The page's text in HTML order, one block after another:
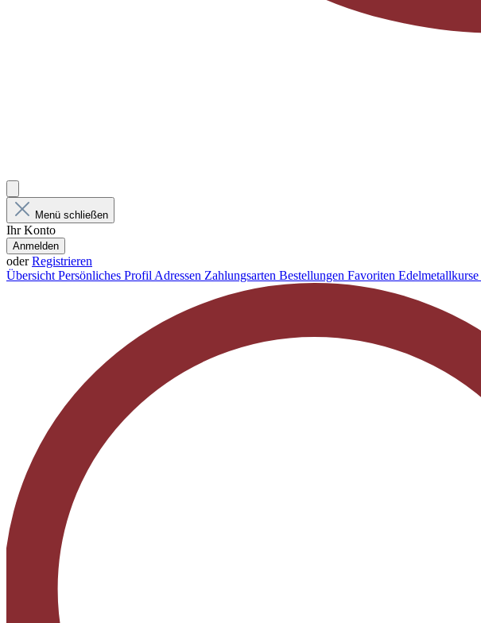
Menü schließen
Ihr Konto
Anmelden
oderRegistrieren
Übersicht Persönliches Profil Adressen Zahlungsarten Bestellungen Favoriten Edelmetallkurse